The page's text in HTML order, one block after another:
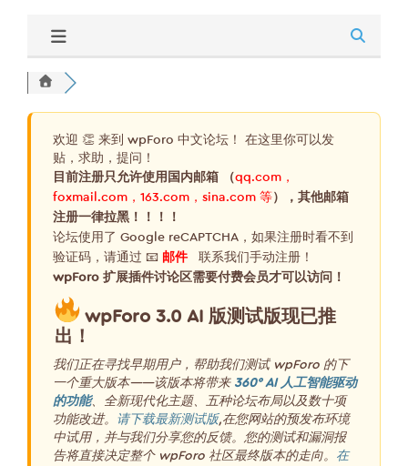
欢迎 👏 来到 wpForo 中文论坛！ 在这里你可以发
贴，求助，提问！
目前注册只允许使用国内邮箱 （qq.com，
foxmail.com，163.com，sina.com 等），其他邮箱
注册一律拉黑！！！！
论坛使用了 Google reCAPTCHA，如果注册时看不到
验证码，请通过 📧 邮件联系我们手动注册！
wpForo 扩展插件讨论区需要付费会员才可以访问！
wpForo 3.0 AI 版测试版现已推
出！
我们正在寻找早期用户，帮助我们测试 wpForo 的下
一个重大版本——该版本将带来 360° AI 人工智能驱动
的功能、全新现代化主题、五种论坛布局以及数十项
功能改进。 请下载最新测试版,在您网站的预发布环境
中试用，并与我们分享您的反馈。您的测试和漏洞报
告将直接决定整个 wpForo 社区最终版本的走向。 在